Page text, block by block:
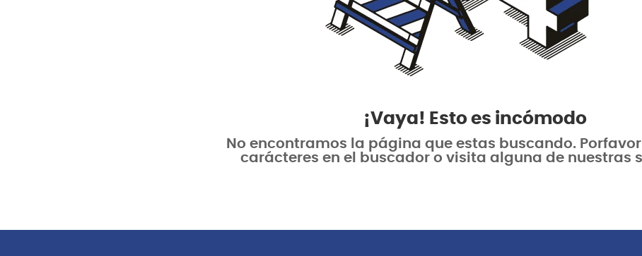
¡Vaya! Esto es incómodo
No encontramos la página que estas buscando.
carácteres en el buscador o visita alguna de nuestras